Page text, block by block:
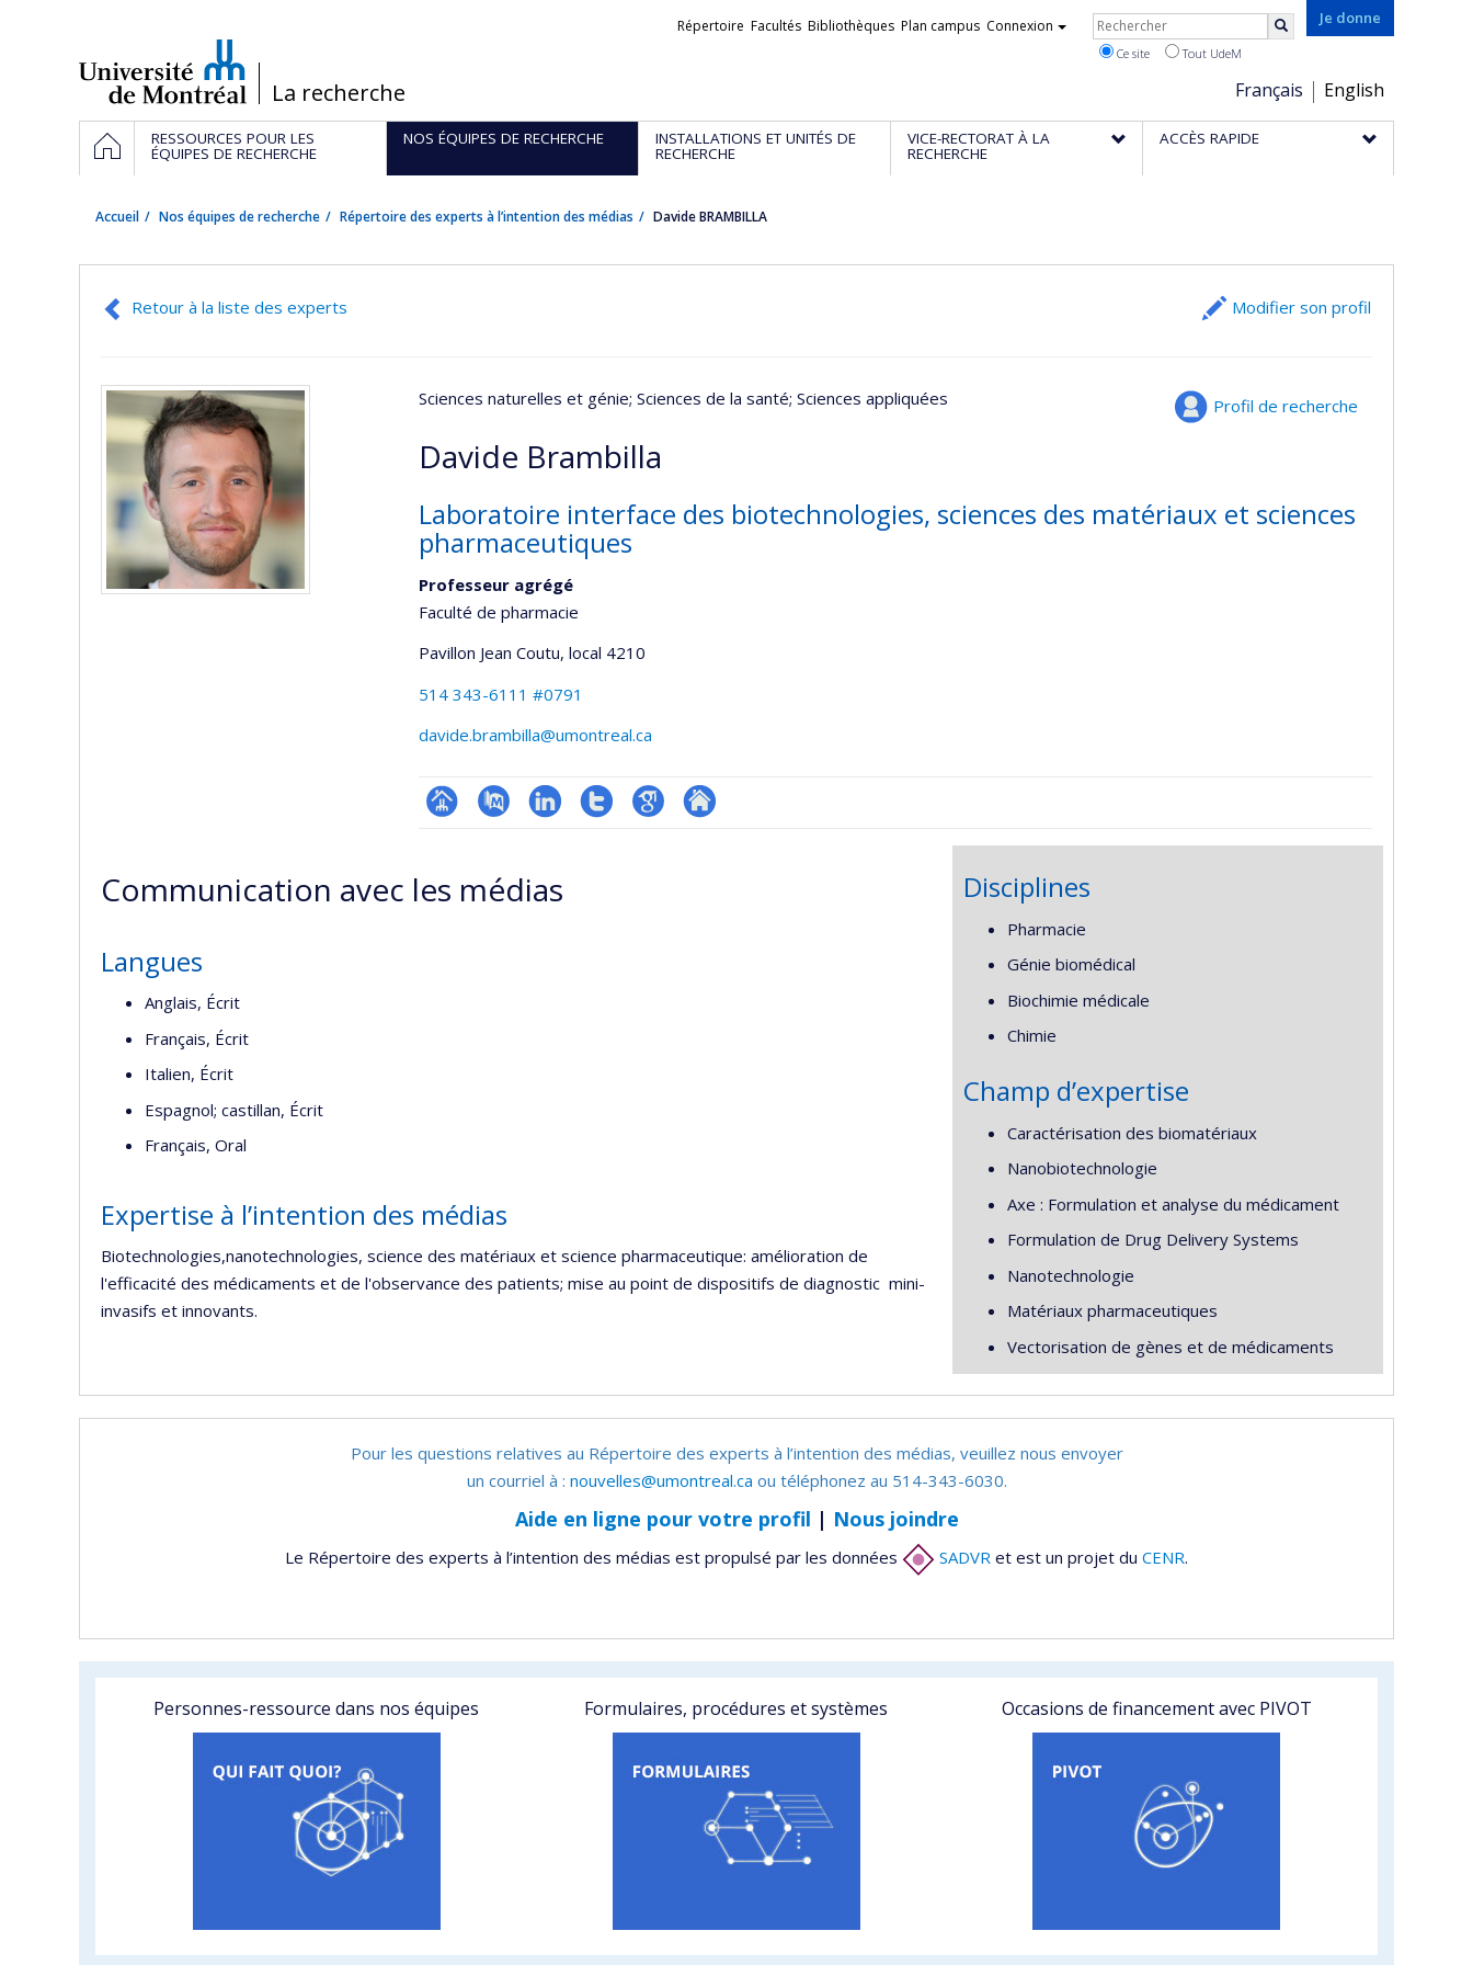
/La recherche
Je donne
Choix
de
la
Français English
Liens
Répertoire Facultés Bibliothèques Plan campus Connexion Rechercher
Ce site Tout UdeM
Navigation
principale
ACCUEILRESSOURCES POUR LES
ÉQUIPES DE RECHERCHE
NOS ÉQUIPES DE RECHERCHE INSTALLATIONS ET UNITÉS DE
RECHERCHE
VICE-RECTORAT À LA
RECHERCHE
ACCÈS RAPIDE
Accueil Nos équipes de recherche Répertoire des experts à l’intention des médias Davide BRAMBILLA
Retour à la liste des experts Modifier son profil
Profil de recherche
Sciences naturelles et génie; Sciences de la santé; Sciences appliquées
Davide Brambilla
Laboratoire interface des biotechnologies, sciences des matériaux et sciences
pharmaceutiques
Professeur agrégé
Faculté de pharmacie
Pavillon Jean Coutu, local 4210
514 343-6111 #0791
davide.brambilla@umontreal.ca
Page
(faculté,département,école)
PubMedLinkedInCompteGoogleAutre
Communication avec les médias
Langues
Anglais, Écrit
Français, Écrit
Italien, Écrit
Espagnol; castillan, Écrit
Français, Oral
Expertise à l’intention des médias
Biotechnologies,nanotechnologies, science des matériaux et science pharmaceutique: amélioration de
l'efficacité des médicaments et de l'observance des patients; mise au point de dispositifs de diagnostic mini-
invasifs et innovants.
Disciplines
Pharmacie
Génie biomédical
Biochimie médicale
Chimie
Champ d’expertise
Caractérisation des biomatériaux
Nanobiotechnologie
Axe : Formulation et analyse du médicament
Formulation de Drug Delivery Systems
Nanotechnologie
Matériaux pharmaceutiques
Vectorisation de gènes et de médicaments
Pour les questions relatives au Répertoire des experts à l’intention des médias, veuillez nous envoyer
un courriel à : nouvelles@umontreal.ca ou téléphonez au 514-343-6030.
Aide en ligne pour votre profil | Nous joindre
Le Répertoire des experts à l’intention des médias est propulsé par les données SADVR et est un projet du CENR.
Personnes-ressource dans nos équipes Formulaires, procédures et systèmes Occasions de financement avec PIVOT